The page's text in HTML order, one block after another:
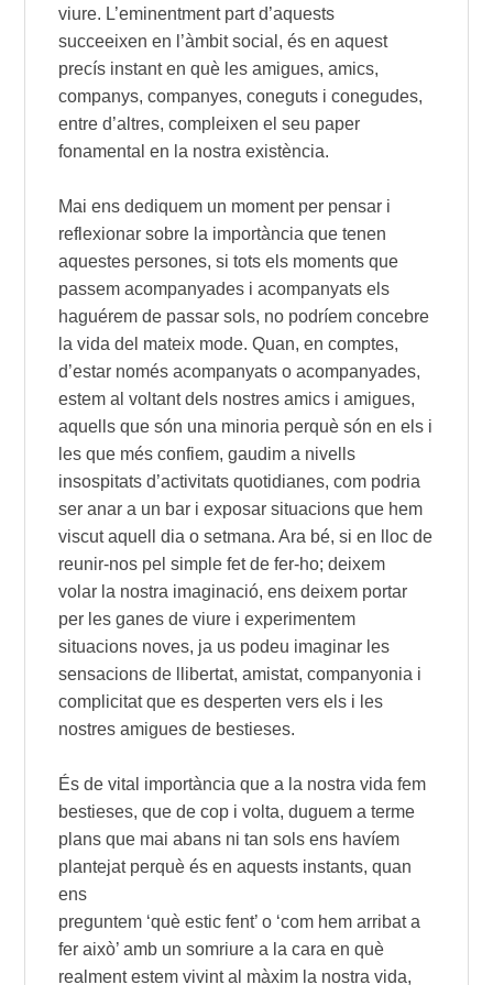
viure. L’eminentment part d’aquests
succeeixen en l’àmbit social, és en aquest
precís instant en què les amigues, amics,
companys, companyes, coneguts i conegudes,
entre d’altres, compleixen el seu paper
fonamental en la nostra existència.
Mai ens dediquem un moment per pensar i
reflexionar sobre la importància que tenen
aquestes persones, si tots els moments que
passem acompanyades i acompanyats els
haguérem de passar sols, no podríem concebre
la vida del mateix mode. Quan, en comptes,
d’estar només acompanyats o acompanyades,
estem al voltant dels nostres amics i amigues,
aquells que són una minoria perquè són en els i
les que més confiem, gaudim a nivells
insospitats d’activitats quotidianes, com podria
ser anar a un bar i exposar situacions que hem
viscut aquell dia o setmana. Ara bé, si en lloc de
reunir-nos pel simple fet de fer-ho; deixem
volar la nostra imaginació, ens deixem portar
per les ganes de viure i experimentem
situacions noves, ja us podeu imaginar les
sensacions de llibertat, amistat, companyonia i
complicitat que es desperten vers els i les
nostres amigues de bestieses.
És de vital importància que a la nostra vida fem
bestieses, que de cop i volta, duguem a terme
plans que mai abans ni tan sols ens havíem
plantejat perquè és en aquests instants, quan
ens
preguntem ‘què estic fent’ o ‘com hem arribat a
fer això’ amb un somriure a la cara en què
realment estem vivint al màxim la nostra vida,